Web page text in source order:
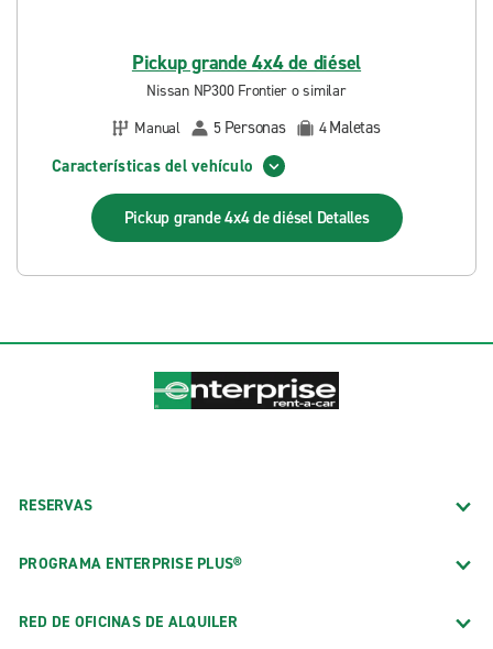
Pickup grande 4x4 de diésel
Nissan NP300 Frontier o similar
Manual
5 Personas 4Maletas
Características del vehículo
Pickup grande 4x4 de diésel Detalles
RESERVAS
PROGRAMA ENTERPRISE PLUS®
RED DE OFICINAS DE ALQUILER